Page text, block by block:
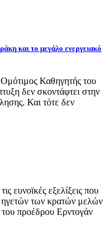
και το μεγάλο ενεργειακό
Καθηγητής του
δεν σκοντάφτει στην
Και τότε δεν
ευνοϊκές εξελίξεις που
των κρατών μελών
προέδρου Ερντογάν